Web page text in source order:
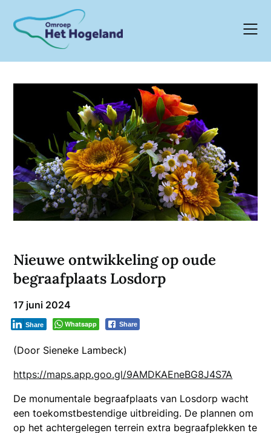
content
Nieuwe ontwikkeling op oude
begraafplaats Losdorp
17 juni 2024
Whatsapp Share
Share
(Door Sieneke Lambeck)
https://maps.app.goo.gl/9AMDKAEneBG8J4S7A
De monumentale begraafplaats van Losdorp wacht
een toekomstbestendige uitbreiding. De plannen om
op het achtergelegen terrein extra begraafplekken te